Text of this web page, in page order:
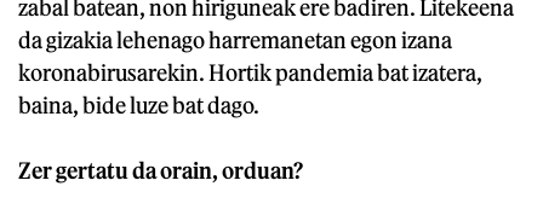
zabal batean, non hiriguneak ere badiren. Litekeena
da gizakia lehenago harremanetan egon izana
koronabirusarekin. Hortik pandemia bat izatera,
baina, bide luze bat dago.
Zer gertatu da orain, orduan?